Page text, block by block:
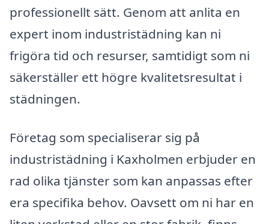
professionellt sätt. Genom att anlita en
expert inom industristädning kan ni
frigöra tid och resurser, samtidigt som ni
säkerställer ett högre kvalitetsresultat i
städningen.
Företag som specialiserar sig på
industristädning i Kaxholmen erbjuder en
rad olika tjänster som kan anpassas efter
era specifika behov. Oavsett om ni har en